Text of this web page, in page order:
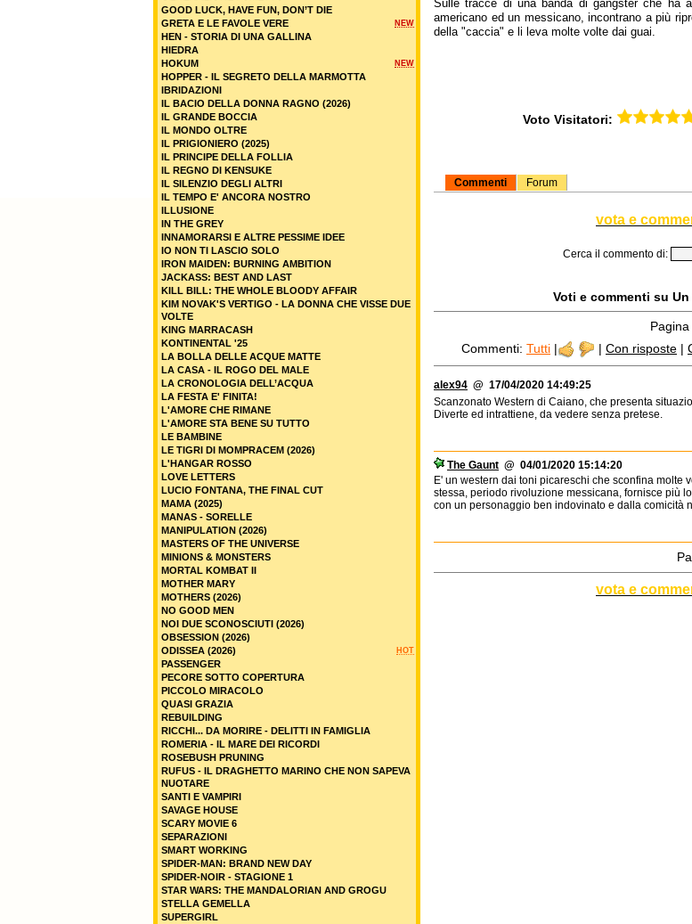
Sulle tracce di una banda di gangster che ha
americano ed un messicano, incontrano a più
della "caccia" e li leva molte volte dai guai.
Voto Visitatori:
Commenti Forum
vota e
Cerca il commento di:
Voti e commenti su
Pagina
Commenti: Tutti | | Con risposte |
alex94 @ 17/04/2020 14:49:25
Scanzonato Western di Caiano, che presenta
Diverte ed intrattiene, da vedere senza pretese.
The Gaunt @ 04/01/2020 15:14:20
E' un western dai toni picareschi che sconfina molte
stessa, periodo rivoluzione messicana, fornisce più
con un personaggio ben indovinato e dalla comicità
vota e
GOOD LUCK, HAVE FUN, DON’T DIE
NEW
GRETA E LE FAVOLE VERE
HEN - STORIA DI UNA GALLINA
HIEDRA
NEW
HOKUM
HOPPER - IL SEGRETO DELLA MARMOTTA
IBRIDAZIONI
IL BACIO DELLA DONNA RAGNO (2026)
IL GRANDE BOCCIA
IL MONDO OLTRE
IL PRIGIONIERO (2025)
IL PRINCIPE DELLA FOLLIA
IL REGNO DI KENSUKE
IL SILENZIO DEGLI ALTRI
IL TEMPO E' ANCORA NOSTRO
ILLUSIONE
IN THE GREY
INNAMORARSI E ALTRE PESSIME IDEE
IO NON TI LASCIO SOLO
IRON MAIDEN: BURNING AMBITION
JACKASS: BEST AND LAST
KILL BILL: THE WHOLE BLOODY AFFAIR
KIM NOVAK'S VERTIGO - LA DONNA CHE VISSE DUE
VOLTE
KING MARRACASH
KONTINENTAL '25
LA BOLLA DELLE ACQUE MATTE
LA CASA - IL ROGO DEL MALE
LA CRONOLOGIA DELL’ACQUA
LA FESTA E' FINITA!
L'AMORE CHE RIMANE
L'AMORE STA BENE SU TUTTO
LE BAMBINE
LE TIGRI DI MOMPRACEM (2026)
L'HANGAR ROSSO
LOVE LETTERS
LUCIO FONTANA, THE FINAL CUT
MAMA (2025)
MANAS - SORELLE
MANIPULATION (2026)
MASTERS OF THE UNIVERSE
MINIONS & MONSTERS
MORTAL KOMBAT II
MOTHER MARY
MOTHERS (2026)
NO GOOD MEN
NOI DUE SCONOSCIUTI (2026)
OBSESSION (2026)
HOT
ODISSEA (2026)
PASSENGER
PECORE SOTTO COPERTURA
PICCOLO MIRACOLO
QUASI GRAZIA
REBUILDING
RICCHI... DA MORIRE - DELITTI IN FAMIGLIA
ROMERIA - IL MARE DEI RICORDI
ROSEBUSH PRUNING
RUFUS - IL DRAGHETTO MARINO CHE NON SAPEVA
NUOTARE
SANTI E VAMPIRI
SAVAGE HOUSE
SCARY MOVIE 6
SEPARAZIONI
SMART WORKING
SPIDER-MAN: BRAND NEW DAY
SPIDER-NOIR - STAGIONE 1
STAR WARS: THE MANDALORIAN AND GROGU
STELLA GEMELLA
SUPERGIRL